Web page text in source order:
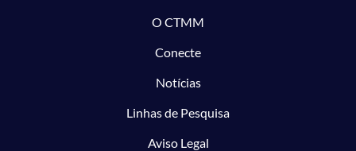
O CTMM
Conecte
Notícias
Linhas de Pesquisa
Aviso Legal